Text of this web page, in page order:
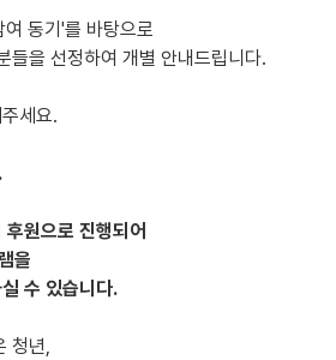
동기'를 바탕으로
들을 선정하여 개별 안내드립니다.
세요.
원으로 진행되어
을
수 있습니다.
청년,